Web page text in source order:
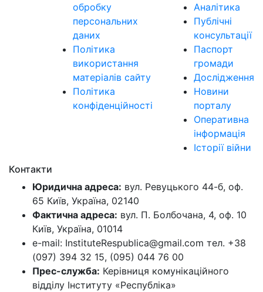
обробку
персональних
даних
Політика
використання
матеріалів сайту
Політика
конфіденційності
Аналітика
Публічні
консультації
Паспорт
громади
Дослідження
Новини
порталу
Оперативна
інформація
Історії війни
Контакти
Юридична адреса: вул. Ревуцького 44-б, оф.
65 Київ, Україна, 02140
Фактична адреса: вул. П. Болбочана, 4, оф. 10
Київ, Україна, 01014
e-mail: InstituteRespublica@gmail.com тел. +38
(097) 394 32 15, (095) 044 76 00
Прес-служба: Керівниця комунікаційного
відділу Інституту «Республіка»